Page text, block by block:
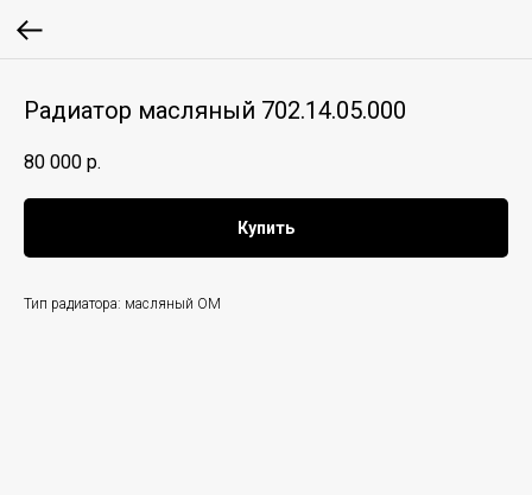
Радиатор масляный 702.14.05.000
80 000 р.
Купить
Тип радиатора: масляный ОМ